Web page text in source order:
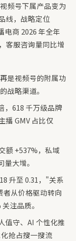
频号下属产品变为
线，战略定位
商 2026 年全年
，客服咨询量同比增
是视频号的附属功
战略渠道。
，618 千万级品牌
播 GMV 占比仅
额 +537%，私域
大增。
升至 0.31，"关系
从价格驱动转向
注品质。
值守、AI 个性化推
抢占搜一搜流